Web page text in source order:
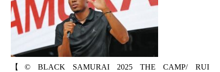
【© BLACK SAMURAI 2025 THE CAMP/ RUI